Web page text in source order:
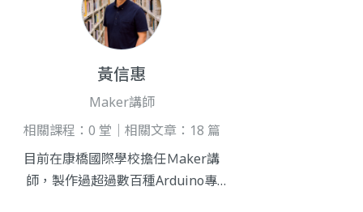
黃信惠
Maker講師
相關課程：0 堂｜相關文章：18 篇
目前在康橋國際學校擔任Ｍaker講
師，製作過超過數百種Arduino專